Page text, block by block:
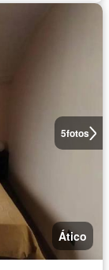
5fotos
Ático